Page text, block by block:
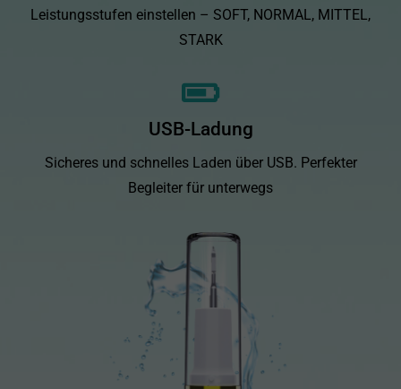
Leistungsstufen einstellen – SOFT, NORMAL, MITTEL,
STARK
USB-Ladung
Sicheres und schnelles Laden über USB. Perfekter
Begleiter für unterwegs